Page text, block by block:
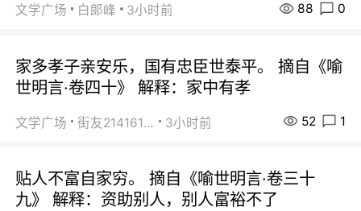
文学广场 白郞峰 3小时前 88 0
家多孝子亲安乐，国有忠臣世泰平。 摘自《喻
世明言·卷四十》 解释：家中有孝
文学广场 街友21416156 3小时前 52 1
贴人不富自家穷。 摘自《喻世明言·卷三十
九》 解释：资助别人，别人富裕不了